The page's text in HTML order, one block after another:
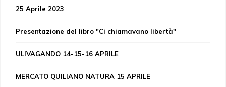
25 Aprile 2023
Presentazione del libro "Ci chiamavano libertà"
ULIVAGANDO 14-15-16 APRILE
MERCATO QUILIANO NATURA 15 APRILE